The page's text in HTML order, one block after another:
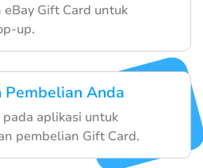
Gift Card untuk
up.
Pembelian Anda
aplikasi untuk
pembelian Gift Card.